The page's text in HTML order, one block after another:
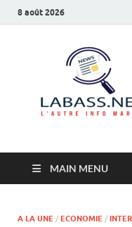
8 août 2026
MAIN MENU
A LA UNE / ECONOMIE /